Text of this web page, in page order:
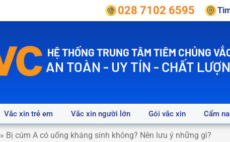
028 7102 6595
HỆ THỐNG TRUNG TÂM TIÊM CHỦNG
AN TOÀN - UY TÍN - CHẤT
Vắc xin trẻ em Vắc xin người lớn Gói vắc xin Cẩm
» Bị cúm A có uống kháng sinh không? Nên lưu ý những gì?